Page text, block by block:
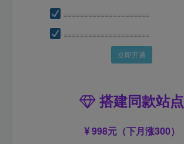
=====================
=====================
立即开通
搭建同款站点
998元（下月涨300）